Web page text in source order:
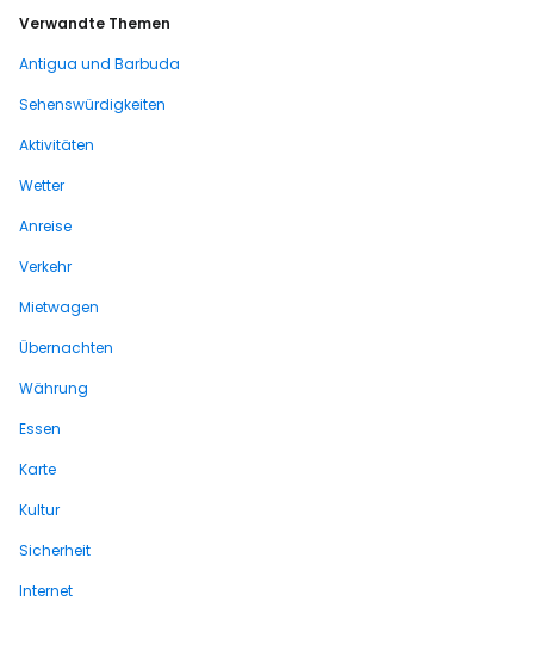
Verwandte Themen
Antigua und Barbuda
Sehenswürdigkeiten
Aktivitäten
Wetter
Anreise
Verkehr
Mietwagen
Übernachten
Währung
Essen
Karte
Kultur
Sicherheit
Internet